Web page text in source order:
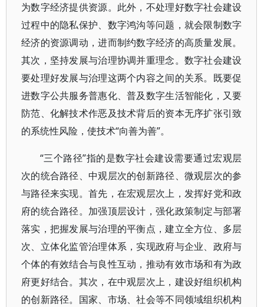
为数字经济提供资源。此外，不处理好数字社会建设
过程中的隐私保护、数字鸿沟等问题，就会限制数字
经济的资源调动，进而制约数字经济的高质量发展。
其次，坚持发展与治理协调并重理念。数字社会建设
要处理好发展与治理这两个内容之间的关系。既要促
进数字公共服务普惠化、普及数字生活智能化，又要
防范、化解技术作恶及技术背后的资本无序扩张引致
的系统性风险，使技术“向善为善”。
“三个路径”指的是数字社会建设需要通过宏观层
次的统合路径、中观层次的创新路径、微观层次的参
与路径来实现。首先，在宏观层次上，发挥好党和政
府的统合路径。加强顶层设计，强化政策制定与部署
落实，把握发展与治理的平衡点，建立全方位、多层
次、立体化监管治理体系，实现政府与企业、政府与
个体的有效结合与良性互动，推动有效市场和有为政
府更好结合。其次，在中观层次上，建设好组织机构
的创新路径。国家、市场、社会等不同领域组织机构